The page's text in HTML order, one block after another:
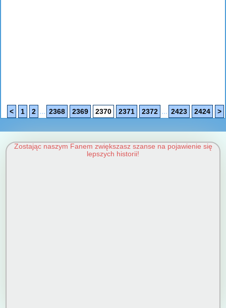
< 1 2 ... 2368 2369 2370 2371 2372 ... 2423 2424 >
Zostając naszym Fanem zwiększasz szanse na pojawienie się
lepszych historii!